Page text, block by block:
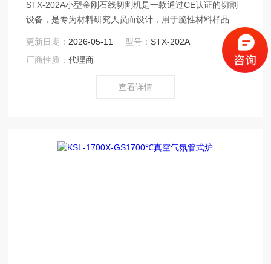
STX-202A小型金刚石线切割机是一款通过CE认证的切割
设备，是专为材料研究人员而设计，用于脆性材料样品的
精密切割。例如晶体、陶瓷、玻璃、金属、塑料、PCB、
岩样、矿样、耐火材料、建筑材料等。用其进行超薄精密
切割时，切得的Z薄片厚可以达到0.08mm。本机与STX-
机控制进给方式，使得切割控制更加方便快捷。
更新日期： 2026-05-11 型号：STX-202A
厂商性质：代理商
查看详情